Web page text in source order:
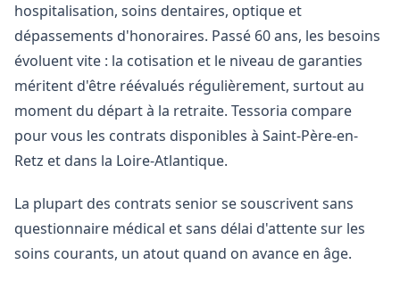
hospitalisation, soins dentaires, optique et
dépassements d'honoraires. Passé 60 ans, les besoins
évoluent vite : la cotisation et le niveau de garanties
méritent d'être réévalués régulièrement, surtout au
moment du départ à la retraite. Tessoria compare
pour vous les contrats disponibles à Saint-Père-en-
Retz et dans la Loire-Atlantique.
La plupart des contrats senior se souscrivent sans
questionnaire médical et sans délai d'attente sur les
soins courants, un atout quand on avance en âge.